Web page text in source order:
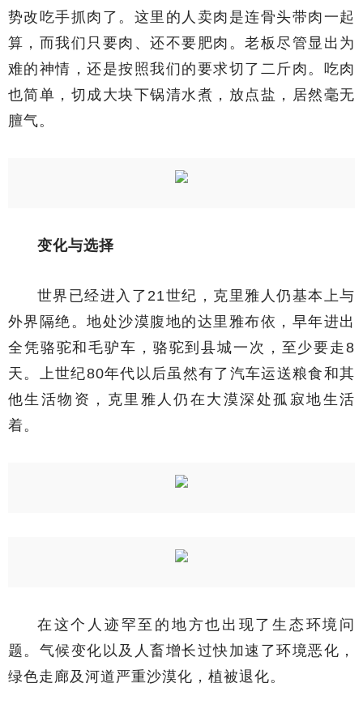
势改吃手抓肉了。这里的人卖肉是连骨头带肉一起
算，而我们只要肉、还不要肥肉。老板尽管显出为
难的神情，还是按照我们的要求切了二斤肉。吃肉
也简单，切成大块下锅清水煮，放点盐，居然毫无
膻气。
变化与选择
世界已经进入了21世纪，克里雅人仍基本上与
外界隔绝。地处沙漠腹地的达里雅布依，早年进出
全凭骆驼和毛驴车，骆驼到县城一次，至少要走8
天。上世纪80年代以后虽然有了汽车运送粮食和其
他生活物资，克里雅人仍在大漠深处孤寂地生活
着。
在这个人迹罕至的地方也出现了生态环境问
题。气候变化以及人畜增长过快加速了环境恶化，
绿色走廊及河道严重沙漠化，植被退化。